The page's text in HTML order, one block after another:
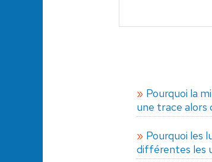
Pourquoi la
une trace alors
Pourquoi les
différentes les